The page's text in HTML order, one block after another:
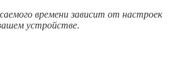
времени зависит от настроек
устройстве.